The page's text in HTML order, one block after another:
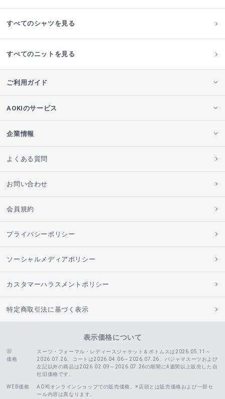
すべてのシャツを見る
すべてのニットを見る
ご利用ガイド
AOKIのサービス
企業情報
よくある質問
お問い合わせ
会員規約
プライバシーポリシー
ソーシャルメディアポリシー
カスタマーハラスメントポリシー
特定商取引法に基づく表示
表示価格について
価格
スーツ・フォーマル・レディースジャケット＆ボトムスは2026.05.11～
2026.07.26、コートは2026.04.06～2026.07.26、
パジャマスーツおよび
左記以外の商品は2026.02.09～2026.07.26の期間に4週間以上販売した自
社旧価格です。
WEB価格
AOKIオンラインショップでの販売価格。※店頭とは販売価格および一部セ
ール内容は異なります。